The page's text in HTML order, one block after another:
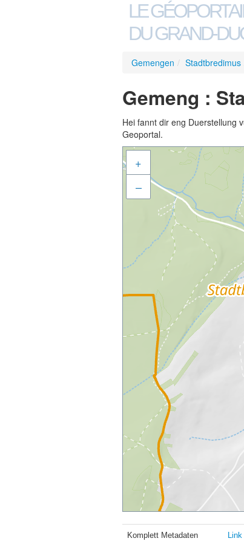
LE
DU GRAND-
Gemengen / Stadtbredimus
Gemeng :
Hei fannt dir eng Duerstellung
Geoportal.
+
–
Komplett Metadaten Link